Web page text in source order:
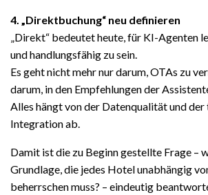
4. „Direktbuchung“ neu definieren
„Direkt“ bedeutet heute, für KI-Agenten
und handlungsfähig zu sein.
Es geht nicht mehr nur darum, OTAs zu
darum, in den Empfehlungen der
Alles hängt von der Datenqualität und der
Integration ab.
Damit ist die zu Beginn gestellte Frage –
Grundlage, die jedes Hotel unabhängig
beherrschen muss? – eindeutig